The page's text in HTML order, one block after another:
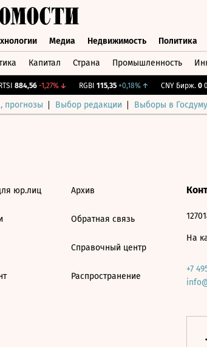
Медиа Недвижимость Политика
Капитал Страна Промышленность
884,56 -1,27%↓ RGBI 115,35 +0,18%↑ CNY Бирж. 0
прогнозы Выбор редакции Выборы в
юр.лиц Архив
Обратная связь
Справочный центр
Распространение
На
+7